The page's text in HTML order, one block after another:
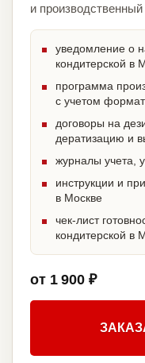
и производственный
уведомление о
кондитерской в
программа
с учетом
договоры на
дератизацию и
журналы учета,
инструкции и
в Москве
чек-лист
кондитерской в
от 1 900 ₽